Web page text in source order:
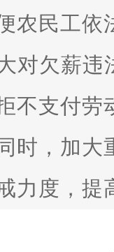
农民工依
欠薪违
不支付
时，加
力度，提